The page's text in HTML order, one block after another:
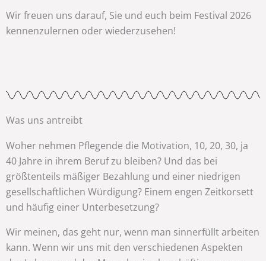
Wir freuen uns darauf, Sie und euch beim Festival 2026
kennenzulernen oder wiederzusehen!
Was uns antreibt
Woher nehmen Pflegende die Motivation, 10, 20, 30, ja
40 Jahre in ihrem Beruf zu bleiben? Und das bei
größtenteils mäßiger Bezahlung und einer niedrigen
gesellschaftlichen Würdigung? Einem engen Zeitkorsett
und häufig einer Unterbesetzung?
Wir meinen, das geht nur, wenn man sinnerfüllt arbeiten
kann. Wenn wir uns mit den verschiedenen Aspekten